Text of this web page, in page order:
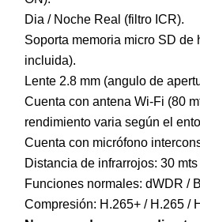
Dia / Noche Real (filtro ICR).
Soporta memoria micro SD de
incluida).
Lente 2.8 mm (angulo de
Cuenta con antena Wi-Fi (80
rendimiento varia según el
Cuenta con micrófono
Distancia de infrarrojos: 30
Funciones normales: dWDR /
Compresión: H.265+ / H.265 /